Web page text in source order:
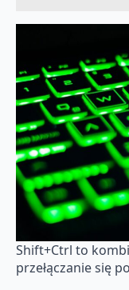
Shift+Ctrl to
przełączanie się